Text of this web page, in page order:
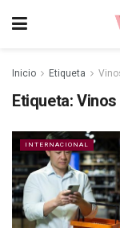
Inicio Etiqueta
Etiqueta:
INTERNACIONAL